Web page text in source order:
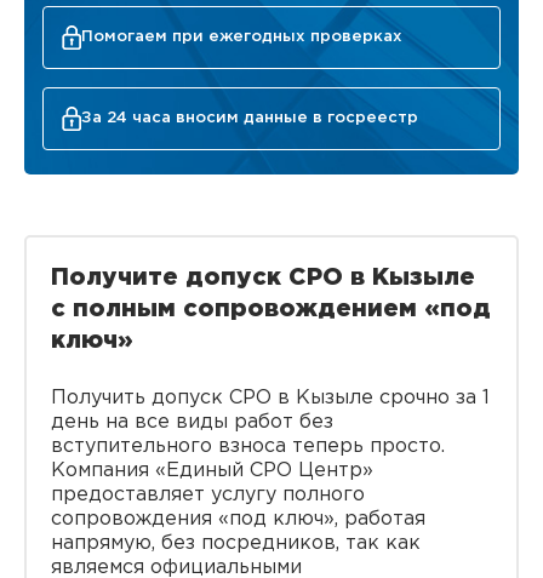
Помогаем при ежегодных проверках
За 24 часа вносим данные в госреестр
Получите допуск СРО в Кызыле
с полным сопровождением «под
ключ»
Получить допуск СРО в Кызыле срочно за 1
день на все виды работ без
вступительного взноса теперь просто.
Компания «Единый СРО Центр»
предоставляет услугу полного
сопровождения «под ключ», работая
напрямую, без посредников, так как
являемся официальными